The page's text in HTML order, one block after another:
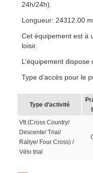
24h/24h).
Longueur: 24312.00 m
Cet équipement est à
loisir.
L’équipement dispose
Type d’accès pour le
Type d’activité
Vtt (Cross Country/
Descente/ Trial/
Rallye/ Four Cross) /
Vélo trial